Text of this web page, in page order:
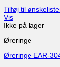
Tilføj til
Vis
Ikke på lager
Øreringe
Øreringe EAR-